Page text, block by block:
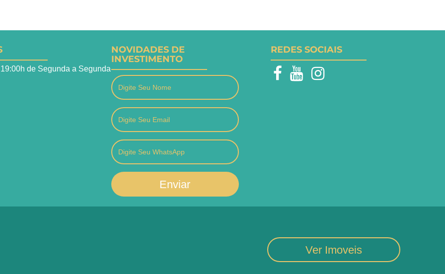
de Segunda a Segunda
NOVIDADES DE
INVESTIMENTO
Enviar
REDES SOCIAIS
Ver Imoveis